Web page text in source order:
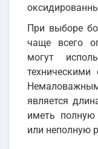
При выборе
чаще всего
могут
является
иметь полную
или неполную